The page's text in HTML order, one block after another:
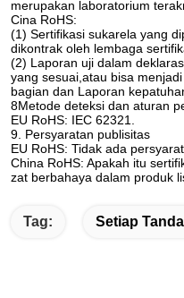
merupakan laboratorium
Cina RoHS:
(1) Sertifikasi sukarela yang
dikontrak oleh lembaga
(2) Laporan uji dalam
yang sesuai,atau bisa
bagian dan Laporan
8Metode deteksi dan aturan
EU RoHS: IEC 62321.
9. Persyaratan publisitas
EU RoHS: Tidak ada
China RoHS: Apakah itu
zat berbahaya dalam produk
Tag: Setiap Tanda